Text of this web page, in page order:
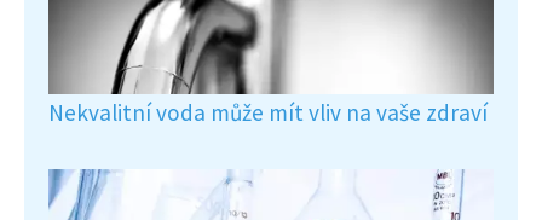
Nekvalitní voda může mít vliv na vaše zdraví